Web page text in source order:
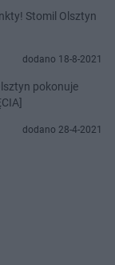
dodano 18-8-2021
pokonuje
dodano 28-4-2021